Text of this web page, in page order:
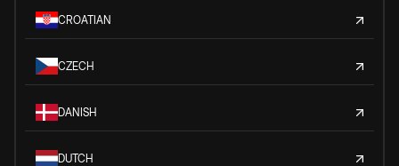
CROATIAN
CZECH
DANISH
DUTCH